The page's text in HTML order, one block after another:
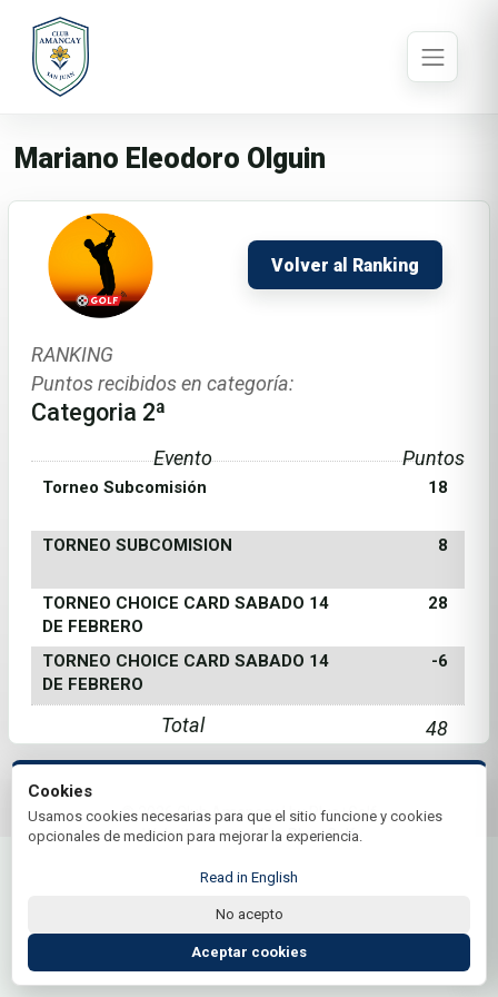
Mariano Eleodoro Olguin
Volver al Ranking
RANKING
Puntos recibidos en categoría:
Categoria 2ª
Evento Puntos
Torneo Subcomisión 18
TORNEO SUBCOMISION 8
TORNEO CHOICE CARD SABADO 14
DE FEBRERO
28
TORNEO CHOICE CARD SABADO 14
DE FEBRERO
-6
Total 48
© 2026 Club Amancay | by Plus+Golf
Website powered byPlus+Golf
Cookies
Usamos cookies necesarias para que el sitio funcione y cookies
opcionales de medicion para mejorar la experiencia.
Read in English
No acepto
Aceptar cookies